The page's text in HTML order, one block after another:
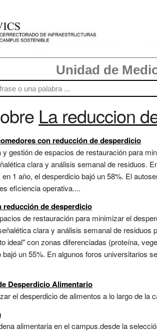
Unidad de
La reduccion
con reducción de desperdicio
gestión de espacios de restauración para
clara y análisis semanal de residuos.
1 año, el desperdicio bajó un 58%. El
eficiencia operativa....
reducción de desperdicio
de restauración para minimizar el
clara y análisis semanal de
ideal" con zonas diferenciadas (proteína,
un 55%. En algunos foros universitarios
Desperdicio Alimentario
el desperdicio de alimentos a lo largo de la
alimentaria en el campus.desde la